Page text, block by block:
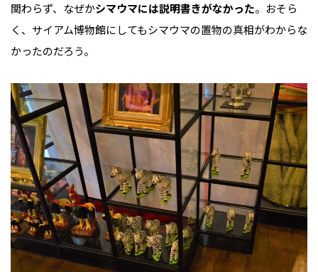
関わらず、なぜかシマウマには説明書きがなかった。おそら
く、サイアム博物館にしてもシマウマの置物の真相がわからな
かったのだろう。